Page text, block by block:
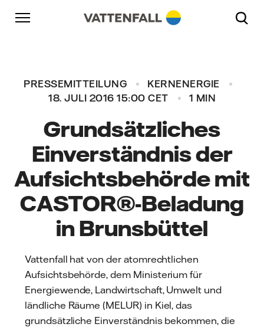
Überspringen
Zurück zur Hauptnavigation
Gehe zur Fußzeile
PRESSEMITTEILUNG
KERNENERGIE
18. JULI 2016 15:00 CET
1 MIN
Grundsätzliches
Einverständnis der
Aufsichtsbehörde mit
CASTOR®-Beladung
in Brunsbüttel
Vattenfall hat von der atomrechtlichen
Aufsichtsbehörde, dem Ministerium für
Energiewende, Landwirtschaft, Umwelt und
ländliche Räume (MELUR) in Kiel, das
grundsätzliche Einverständnis bekommen, die
Zurück zur Hauptnavigation